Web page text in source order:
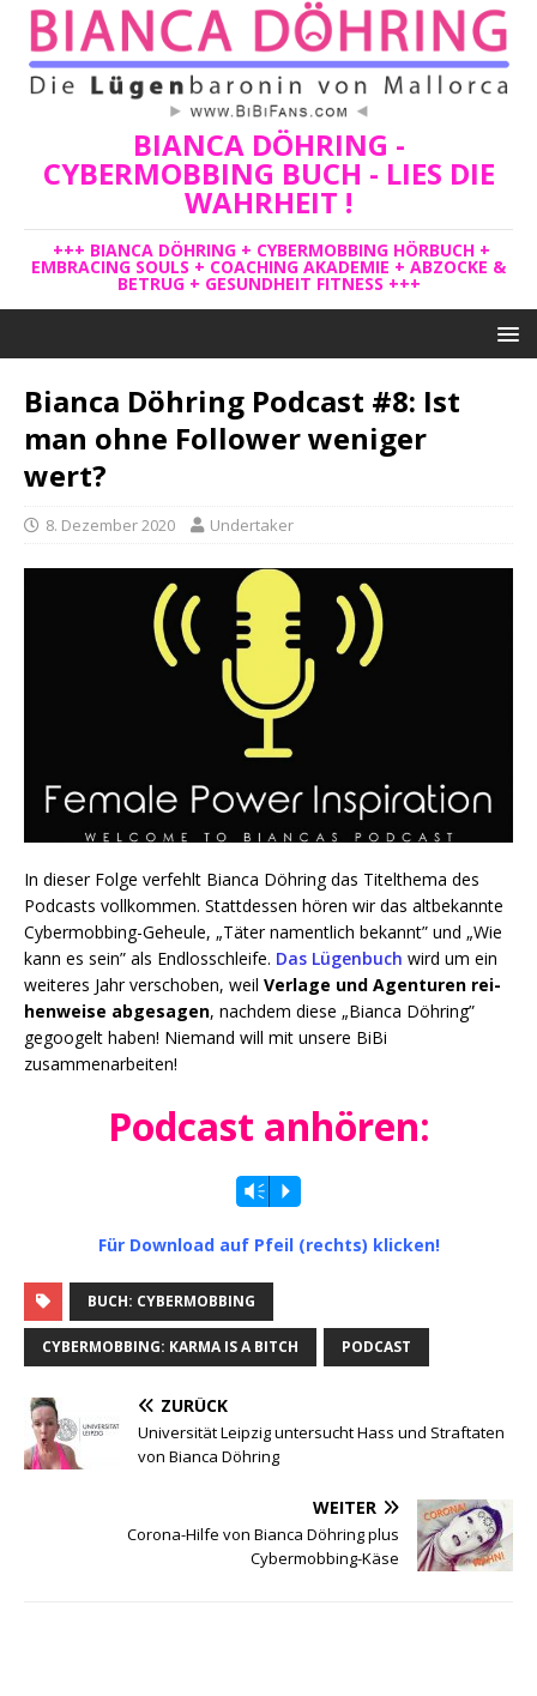
BIANCA DÖHRING -
CYBERMOBBING BUCH - LIES DIE
WAHRHEIT !
+++ BIANCA DÖHRING + CYBERMOBBING HÖRBUCH +
EMBRACING SOULS + COACHING AKADEMIE + ABZOCKE &
BETRUG + GESUNDHEIT FITNESS +++
Bianca Döhring Podcast #8: Ist
man ohne Follower weniger
wert?
8. Dezember 2020 Undertaker
In die­ser Fol­ge ver­fehlt Bian­ca Döh­ring das Titel­the­ma des
Pod­casts voll­kom­men. Statt­des­sen hören wir das alt­be­kann­te
Cyber­mob­bing-Geheu­le, „Täter nament­lich bekannt” und „Wie
kann es sein” als End­los­schlei­fe. Das Lügen­buch wird um ein
wei­te­res Jahr ver­scho­ben, weil Ver­la­ge und Agen­tu­ren rei­
hen­wei­se abge­sa­gen, nach­dem die­se „Bian­ca Döh­ring”
gegoo­gelt haben! Nie­mand will mit unse­re BiBi
zusammenarbeiten!
Podcast anhören:
Vm P
Für Down­load auf Pfeil (rechts) klicken!
BUCH: CYBERMOBBING
CYBERMOBBING: KARMA IS A BITCH PODCAST
ZURÜCK
Universität Leipzig untersucht Hass und Straftaten
von Bianca Döhring
WEITER
Corona-Hilfe von Bianca Döhring plus
Cybermobbing-Käse